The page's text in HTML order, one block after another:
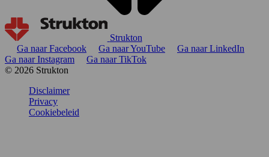
Strukton
Ga naar Facebook
Ga naar YouTube
Ga naar LinkedIn
Ga naar Instagram
Ga naar TikTok
© 2026 Strukton
Disclaimer
Privacy
Cookiebeleid